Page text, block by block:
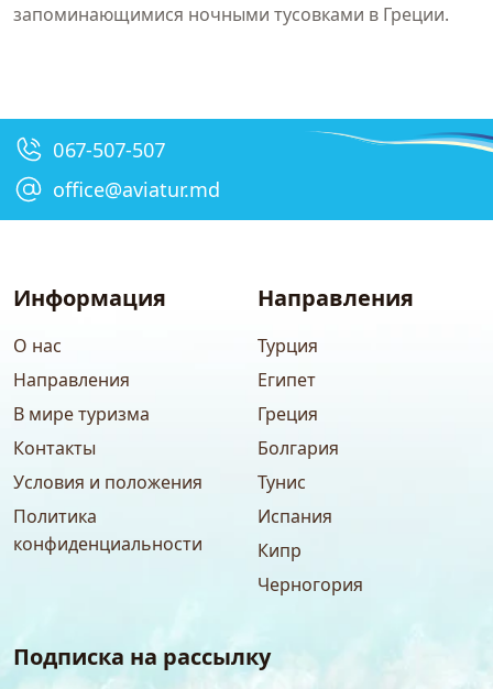
запоминающимися ночными тусовками в Греции.
067-507-507
office@aviatur.md
Информация
О нас
Направления
В мире туризма
Контакты
Условия и положения
Политика
конфиденциальности
Направления
Турция
Египет
Греция
Болгария
Тунис
Испания
Кипр
Черногория
Подписка на рассылку